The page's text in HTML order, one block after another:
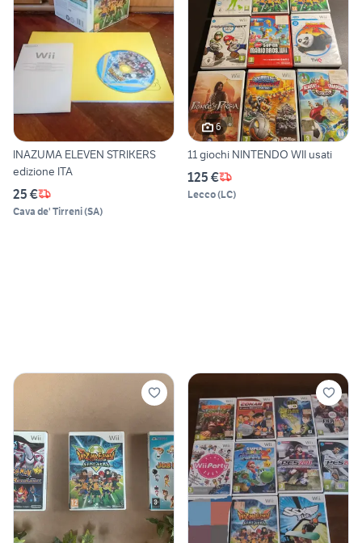
INAZUMA ELEVEN STRIKERS
edizione ITA
25 €
Cava de' Tirreni(SA)
6
11 giochi NINTENDO WII usati
125 €
Lecco(LC)